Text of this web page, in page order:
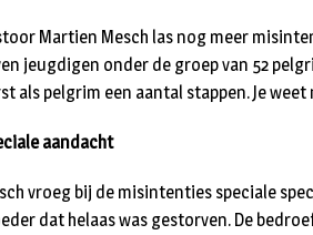
Martien Mesch las nog meer
jeugdigen onder de groep van 52
als pelgrim een aantal stappen. Je weet
aandacht
vroeg bij de misintenties speciale
dat helaas was gestorven. De